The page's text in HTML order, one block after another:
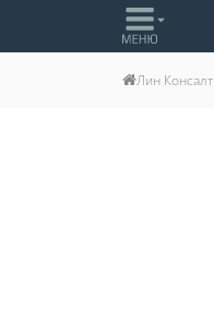
Лин Консалт